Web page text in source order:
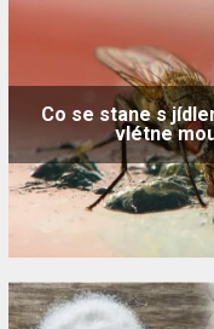
Co se stane s
vlétne